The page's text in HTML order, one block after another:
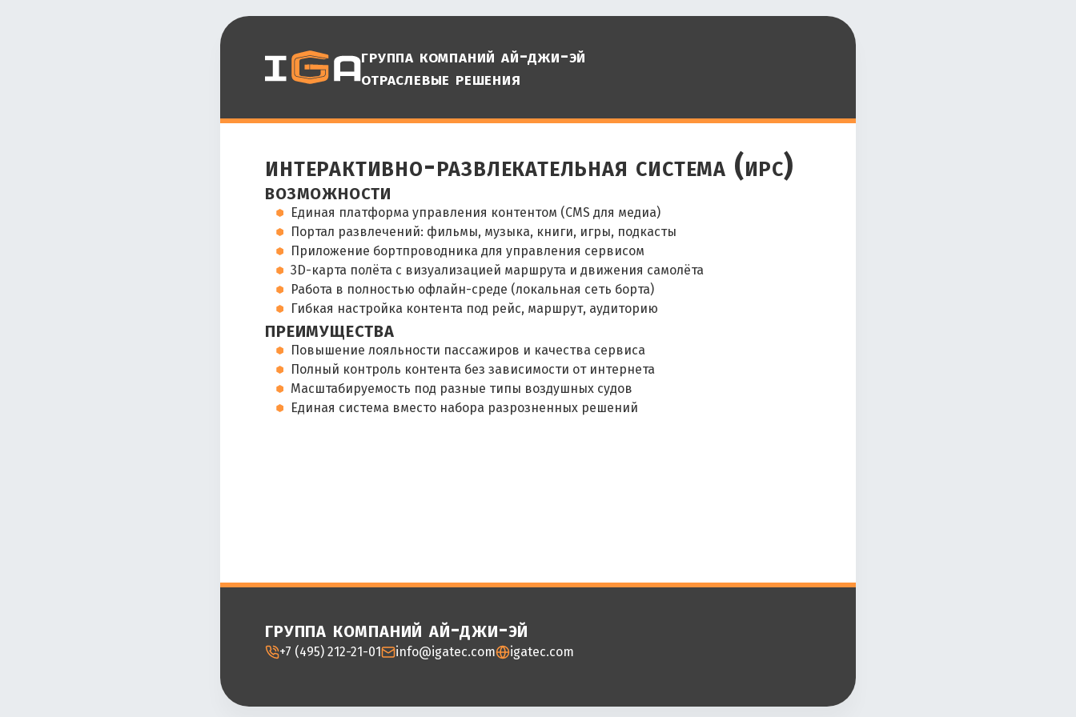
группа компаний ай-джи-эй
отраслевые решения
интерактивно-развлекательная система (ирс)
возможности
Единая платформа управления контентом (CMS для медиа)
Портал развлечений: фильмы, музыка, книги, игры, подкасты
Приложение бортпроводника для управления сервисом
3D-карта полёта с визуализацией маршрута и движения самолёта
Работа в полностью офлайн-среде (локальная сеть борта)
Гибкая настройка контента под рейс, маршрут, аудиторию
преимущества
Повышение лояльности пассажиров и качества сервиса
Полный контроль контента без зависимости от интернета
Масштабируемость под разные типы воздушных судов
Единая система вместо набора разрозненных решений
группа компаний ай-джи-эй
+7 (495) 212-21-01 info@igatec.com igatec.com